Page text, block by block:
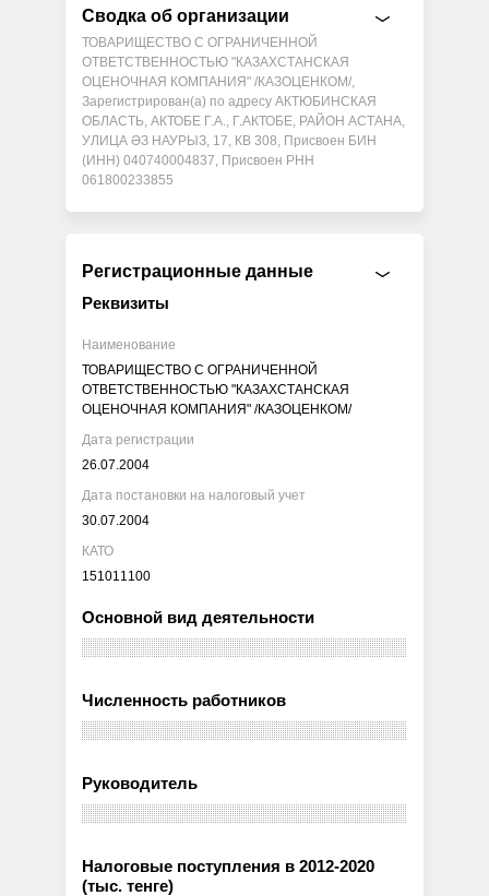
Сводка об организации
ТОВАРИЩЕСТВО С ОГРАНИЧЕННОЙ
ОТВЕТСТВЕННОСТЬЮ "КАЗАХСТАНСКАЯ
ОЦЕНОЧНАЯ КОМПАНИЯ" /КАЗОЦЕНКОМ/,
Зарегистрирован(а) по адресу АКТЮБИНСКАЯ
ОБЛАСТЬ, АКТОБЕ Г.А., Г.АКТОБЕ, РАЙОН АСТАНА,
УЛИЦА ӘЗ НАУРЫЗ, 17, КВ 308, Присвоен БИН
(ИНН) 040740004837, Присвоен РНН
061800233855
Регистрационные данные
Реквизиты
Наименование
ТОВАРИЩЕСТВО С ОГРАНИЧЕННОЙ
ОТВЕТСТВЕННОСТЬЮ "КАЗАХСТАНСКАЯ
ОЦЕНОЧНАЯ КОМПАНИЯ" /КАЗОЦЕНКОМ/
Дата регистрации
26.07.2004
Дата постановки на налоговый учет
30.07.2004
КАТО
151011100
Основной вид деятельности
Численность работников
Руководитель
Налоговые поступления в 2012-2020
(тыс. тенге)